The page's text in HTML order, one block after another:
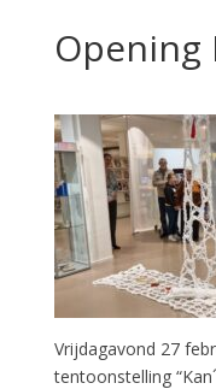
Opening
Vrijdagavond 27
tentoonstelling